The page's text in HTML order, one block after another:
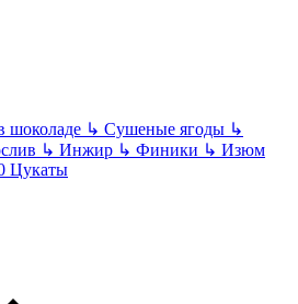
шоколаде ↳ Сушеные ягоды ↳
↳ Инжир ↳ Финики ↳ Изюм
Цукаты